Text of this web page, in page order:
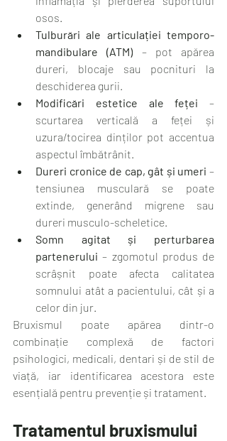
osos.
Tulburări ale articulației temporo-
mandibulare (ATM) – pot apărea
dureri, blocaje sau pocnituri la
deschiderea gurii.
Modificări estetice ale feței –
scurtarea verticală a feței și
uzura/tocirea dinților pot accentua
aspectul îmbătrânit.
Dureri cronice de cap, gât și umeri –
tensiunea musculară se poate
extinde, generând migrene sau
dureri musculo-scheletice.
Somn agitat și perturbarea
partenerului – zgomotul produs de
scrâșnit poate afecta calitatea
somnului atât a pacientului, cât și a
celor din jur.
Bruxismul poate apărea dintr-o
combinație complexă de factori
psihologici, medicali, dentari și de stil de
viață, iar identificarea acestora este
esențială pentru prevenție și tratament.
Tratamentul bruxismului